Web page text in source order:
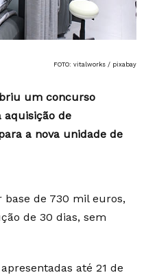
FOTO: vitalworks / pixabay
um concurso
aquisição de
a nova unidade de
de 730 mil euros,
de 30 dias, sem
até 21 de